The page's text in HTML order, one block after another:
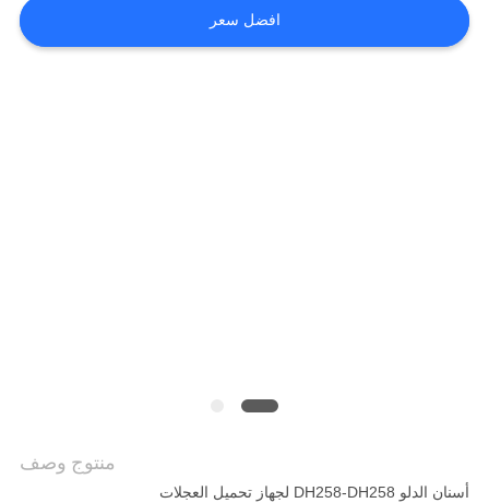
اتصل
بنا
افضل سعر
منتوج وصف
أسنان الدلو DH258-DH258 لجهاز تحميل العجلات